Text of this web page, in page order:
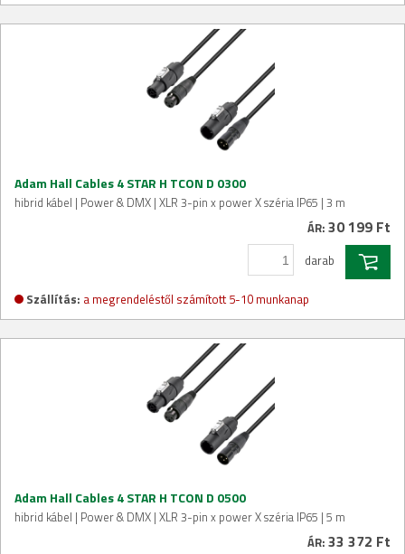
Adam Hall Cables 4 STAR H TCON D 0300
hibrid kábel | Power & DMX | XLR 3-pin x power X széria IP65 | 3 m
ÁR: 30 199 Ft
darab
Szállítás: a megrendeléstől számított 5-10 munkanap
Adam Hall Cables 4 STAR H TCON D 0500
hibrid kábel | Power & DMX | XLR 3-pin x power X széria IP65 | 5 m
ÁR: 33 372 Ft